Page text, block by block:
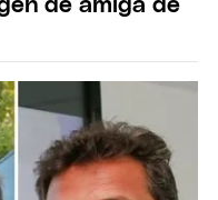
de amiga de